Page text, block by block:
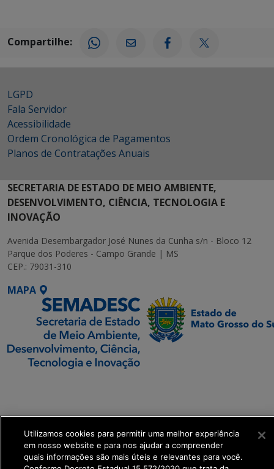
Compartilhe:
LGPD
Fala Servidor
Acessibilidade
Ordem Cronológica de Pagamentos
Planos de Contratações Anuais
SECRETARIA DE ESTADO DE MEIO AMBIENTE,
DESENVOLVIMENTO, CIÊNCIA, TECNOLOGIA E
INOVAÇÃO
Avenida Desembargador José Nunes da Cunha s/n - Bloco 12
Parque dos Poderes - Campo Grande | MS
CEP.: 79031-310
MAPA
Transformação Digital
get_footer();
Utilizamos cookies para permitir uma melhor experiência
em nosso website e para nos ajudar a compreender
quais informações são mais úteis e relevantes para você.